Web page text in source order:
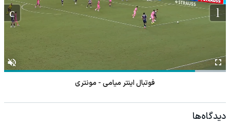
فوتبال اینتر میامی - مونتری
دیدگاه‌ها